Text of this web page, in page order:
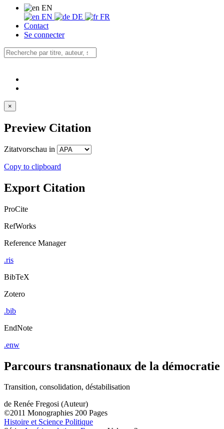
EN
EN
DE
FR
Contact
Se connecter
×
Preview Citation
Zitatvorschau in
Copy to clipboard
Export Citation
ProCite
RefWorks
Reference Manager
.ris
BibTeX
Zotero
.bib
EndNote
.enw
Parcours transnationaux de la démocratie
Transition, consolidation, déstabilisation
de Renée Fregosi (Auteur)
©2011 Monographies 200 Pages
Histoire et Science Politique